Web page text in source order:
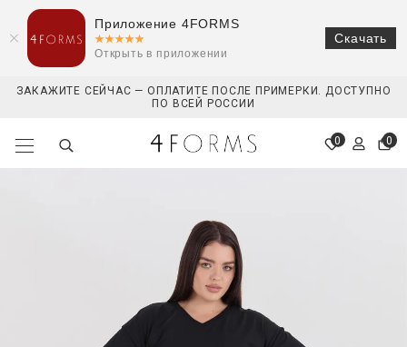
ЗАКАЖИТЕ СЕЙЧАС — ОПЛАТИТЕ ПОСЛЕ ПРИМЕРКИ. ДОСТУПНО
ПО ВСЕЙ РОССИИ
0 0
Приложение 4FORMS
Открыть в приложении
Скачать